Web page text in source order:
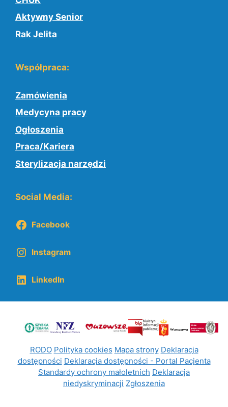
Aktywny Senior
Rak Jelita
Współpraca:
Zamówienia
Medycyna pracy
Ogłoszenia
Praca/Kariera
Sterylizacja narzędzi
Social Media:
Facebook
Instagram
LinkedIn
RODO Polityka cookies Mapa strony Deklaracja
dostępności Deklaracja dostępności - Portal Pacjenta
Standardy ochrony małoletnich Deklaracja
niedyskryminacji Zgłoszenia